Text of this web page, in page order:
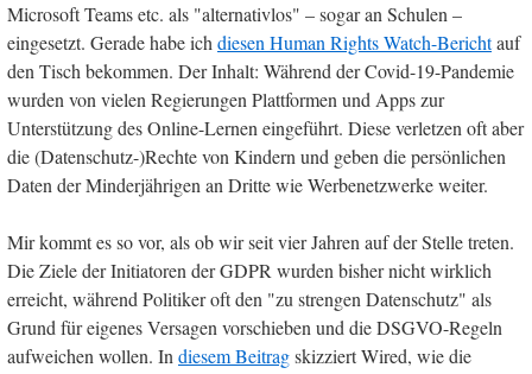
Microsoft Teams etc. als "alternativlos" – sogar an Schulen –
eingesetzt. Gerade habe ichdiesen Human Rights Watch-Berichtauf
den Tisch bekommen. Der Inhalt: Während der Covid-19-Pandemie
wurden von vielen Regierungen Plattformen und Apps zur
Unterstützung des Online-Lernen eingeführt. Diese verletzen oft aber
die (Datenschutz-)Rechte von Kindern und geben die persönlichen
Daten der Minderjährigen an Dritte wie Werbenetzwerke weiter.
Mir kommt es so vor, als ob wir seit vier Jahren auf der Stelle treten.
Die Ziele der Initiatoren der GDPR wurden bisher nicht wirklich
erreicht, während Politiker oft den "zu strengen Datenschutz" als
Grund für eigenes Versagen vorschieben und die DSGVO-Regeln
aufweichen wollen. Indiesem Beitragskizziert Wired, wie die